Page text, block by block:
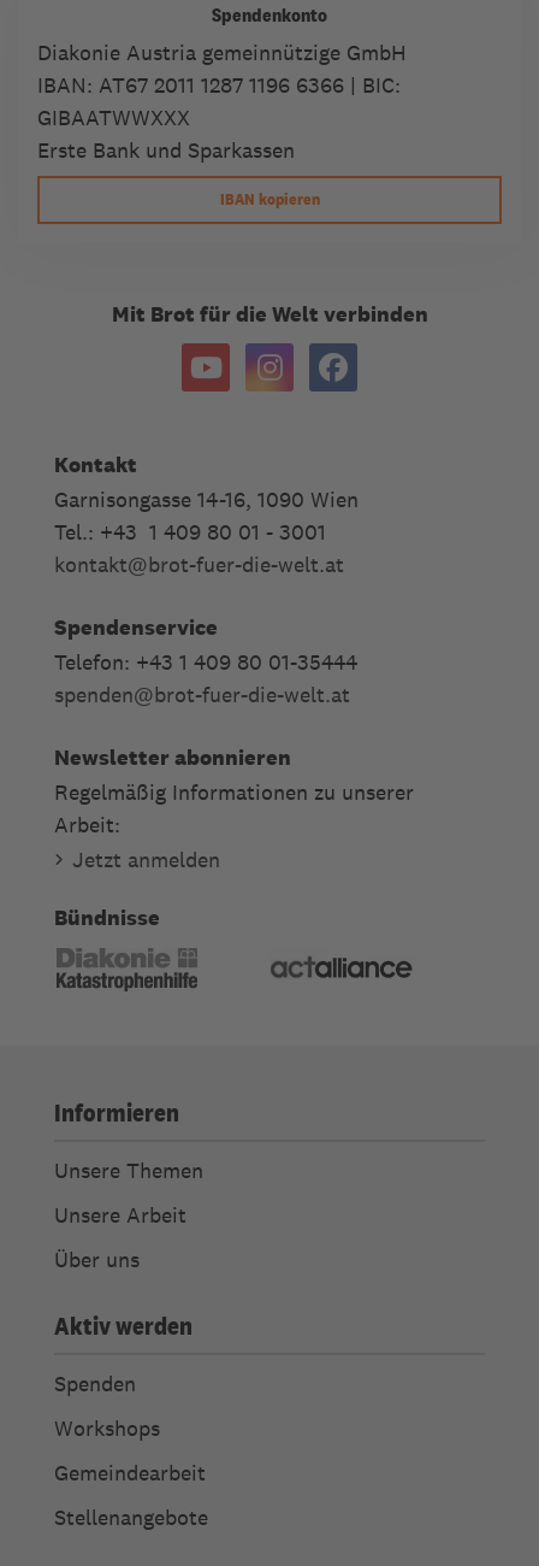
Spendenkonto
Diakonie Austria gemeinnützige GmbH
IBAN: AT67 2011 1287 1196 6366 | BIC:
GIBAATWWXXX
Erste Bank und Sparkassen
IBAN kopieren
Mit Brot für die Welt verbinden
Kontakt
Garnisongasse 14-16, 1090 Wien
Tel.: +43 1 409 80 01 - 3001
kontakt@brot-fuer-die-welt.at
Spendenservice
Telefon: +43 1 409 80 01-35444
spenden@brot-fuer-die-welt.at
Newsletter abonnieren
Regelmäßig Informationen zu unserer
Arbeit:
Jetzt anmelden
Bündnisse
Informieren
Unsere Themen
Unsere Arbeit
Über uns
Aktiv werden
Spenden
Workshops
Gemeindearbeit
Stellenangebote